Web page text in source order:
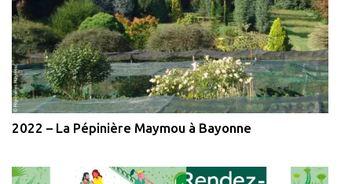
2022 – La Pépinière Maymou à Bayonne